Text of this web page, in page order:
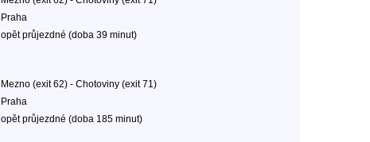
Praha
opět průjezdné (doba 39 minut)
Mezno (exit 62) - Chotoviny (exit 71)
Praha
opět průjezdné (doba 185 minut)